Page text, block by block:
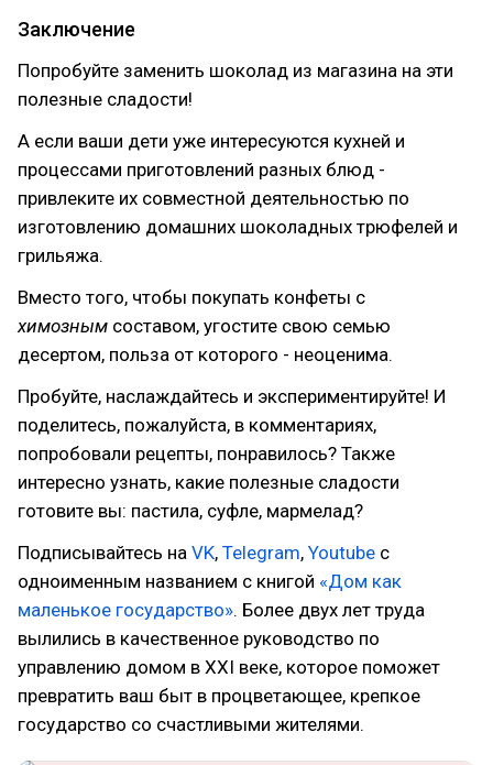
Заключение
Попробуйте заменить шоколад из магазина на эти
полезные сладости!
А если ваши дети уже интересуются кухней и
процессами приготовлений разных блюд -
привлеките их совместной деятельностью по
изготовлению домашних шоколадных трюфелей и
грильяжа.
Вместо того, чтобы покупать конфеты с
химозным составом, угостите свою семью
десертом, польза от которого - неоценима.
Пробуйте, наслаждайтесь и экспериментируйте! И
поделитесь, пожалуйста, в комментариях,
попробовали рецепты, понравилось? Также
интересно узнать, какие полезные сладости
готовите вы: пастила, суфле, мармелад?
Подписывайтесь на VK, Telegram, Youtube с
одноименным названием с книгой «Дом как
маленькое государство». Более двух лет труда
вылились в качественное руководство по
управлению домом в XXI веке, которое поможет
превратить ваш быт в процветающее, крепкое
государство со счастливыми жителями.